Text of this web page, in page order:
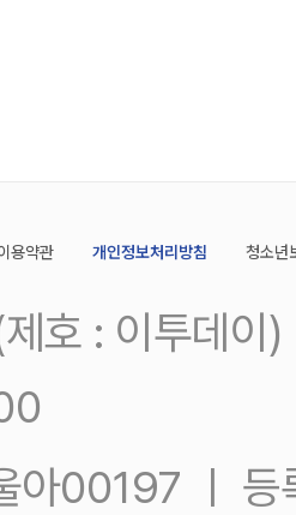
용약관 개인정보처리방침 청소년
호 : 이투데
아00197 ㅣ